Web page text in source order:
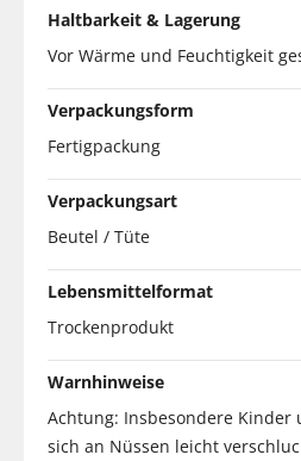
Haltbarkeit & Lagerung
Vor Wärme und Feuchtigkeit
Verpackungsform
Fertigpackung
Verpackungsart
Beutel / Tüte
Lebensmittelformat
Trockenprodukt
Warnhinweise
Achtung: Insbesondere Kinder
sich an Nüssen leicht